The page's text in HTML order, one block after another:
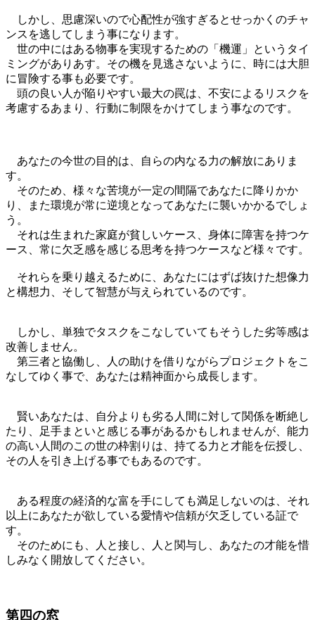
しかし、思慮深いので心配性が強すぎるとせっかくのチャ
ンスを逃してしまう事になります。
世の中にはある物事を実現するための「機運」というタイ
ミングがありあす。その機を見逃さないように、時には大胆
に冒険する事も必要です。
頭の良い人が陥りやすい最大の罠は、不安によるリスクを
考慮するあまり、行動に制限をかけてしまう事なのです。
あなたの今世の目的は、自らの内なる力の解放にありま
す。
そのため、様々な苦境が一定の間隔であなたに降りかか
り、また環境が常に逆境となってあなたに襲いかかるでしょ
う。
それは生まれた家庭が貧しいケース、身体に障害を持つケ
ース、常に欠乏感を感じる思考を持つケースなど様々です。
それらを乗り越えるために、あなたにはずば抜けた想像力
と構想力、そして智慧が与えられているのです。
しかし、単独でタスクをこなしていてもそうした劣等感は
改善しません。
第三者と協働し、人の助けを借りながらプロジェクトをこ
なしてゆく事で、あなたは精神面から成長します。
賢いあなたは、自分よりも劣る人間に対して関係を断絶し
たり、足手まといと感じる事があるかもしれませんが、能力
の高い人間のこの世の枠割りは、持てる力と才能を伝授し、
その人を引き上げる事でもあるのです。
ある程度の経済的な富を手にしても満足しないのは、それ
以上にあなたが欲している愛情や信頼が欠乏している証で
す。
そのためにも、人と接し、人と関与し、あなたの才能を惜
しみなく開放してください。
第四の窓